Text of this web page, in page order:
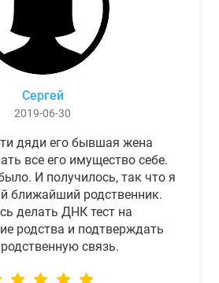
Сергей
2019-06-30
дяди его бывшая жена
все его имущество себе.
И получилось, так что я
ближайший родственник.
делать ДНК тест на
родства и подтверждать
связь.